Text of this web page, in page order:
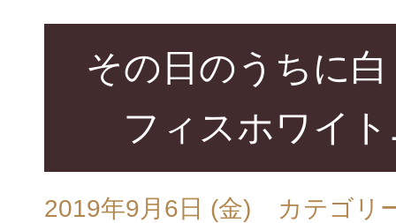
その日のうちに
フィスホワイ
2019年9月6日 (金) カテゴリ